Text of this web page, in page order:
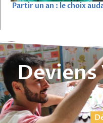
Partir un an : le choix